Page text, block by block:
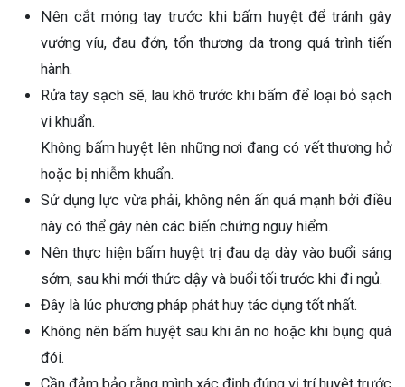
Nên cắt móng tay trước khi bấm huyệt để tránh gây
vướng víu, đau đớn, tổn thương da trong quá trình tiến
hành.
Rửa tay sạch sẽ, lau khô trước khi bấm để loại bỏ sạch
vi khuẩn.
Không bấm huyệt lên những nơi đang có vết thương hở
hoặc bị nhiễm khuẩn.
Sử dụng lực vừa phải, không nên ấn quá mạnh bởi điều
này có thể gây nên các biến chứng nguy hiểm.
Nên thực hiện bấm huyệt trị đau dạ dày vào buổi sáng
sớm, sau khi mới thức dậy và buổi tối trước khi đi ngủ.
Đây là lúc phương pháp phát huy tác dụng tốt nhất.
Không nên bấm huyệt sau khi ăn no hoặc khi bụng quá
đói.